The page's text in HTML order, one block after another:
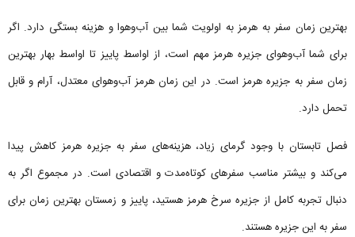
بهترین زمان سفر به هرمز به اولویت شما بین آب‌وهوا و هزینه بستگی دارد. اگر
برای شما آب‌وهوای جزیره هرمز مهم است، از اواسط پاییز تا اواسط بهار بهترین
زمان سفر به جزیره هرمز است. در این زمان هرمز آب‌وهوای معتدل، آرام و قابل
تحمل دارد.
فصل تابستان با وجود گرمای زیاد، هزینه‌های سفر به جزیره هرمز کاهش پیدا
می‌کند و بیشتر مناسب سفرهای کوتاه‌مدت و اقتصادی است. در مجموع اگر به
دنبال تجربه کامل از جزیره سرخ هرمز هستید، پاییز و زمستان بهترین زمان برای
سفر به این جزیره هستند.